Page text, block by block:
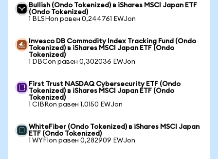
Bullish (Ondo Tokenized) в iShares MSCI Japan ETF
(Ondo Tokenized)
1 BLSHon равен 0,244761 EWJon
Invesco DB Commodity Index Tracking Fund (Ondo
Tokenized) в iShares MSCI Japan ETF (Ondo
Tokenized)
1 DBCon равен 0,302036 EWJon
First Trust NASDAQ Cybersecurity ETF (Ondo
Tokenized) в iShares MSCI Japan ETF (Ondo
Tokenized)
1 CIBRon равен 1,0150 EWJon
WhiteFiber (Ondo Tokenized) в iShares MSCI Japan
ETF (Ondo Tokenized)
1 WYFIon равен 0,282909 EWJon